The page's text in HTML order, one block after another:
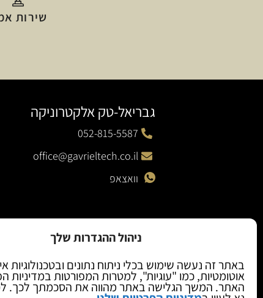
ניהול ההגדרות שלך
באתר זה נעשה שימוש בכלי ניתוח נתונים ובטכנולוגיות
אוטומטיות, כמו "עוגיות", למטרות המפורטות במדיניות
האתר. המשך הגלישה באתר מהווה את הסכמתך לכך.
שירות
גבריאל-טק אלקטרוניקה
052-815-5587
office@gavrieltech.co.il
וואצאפ